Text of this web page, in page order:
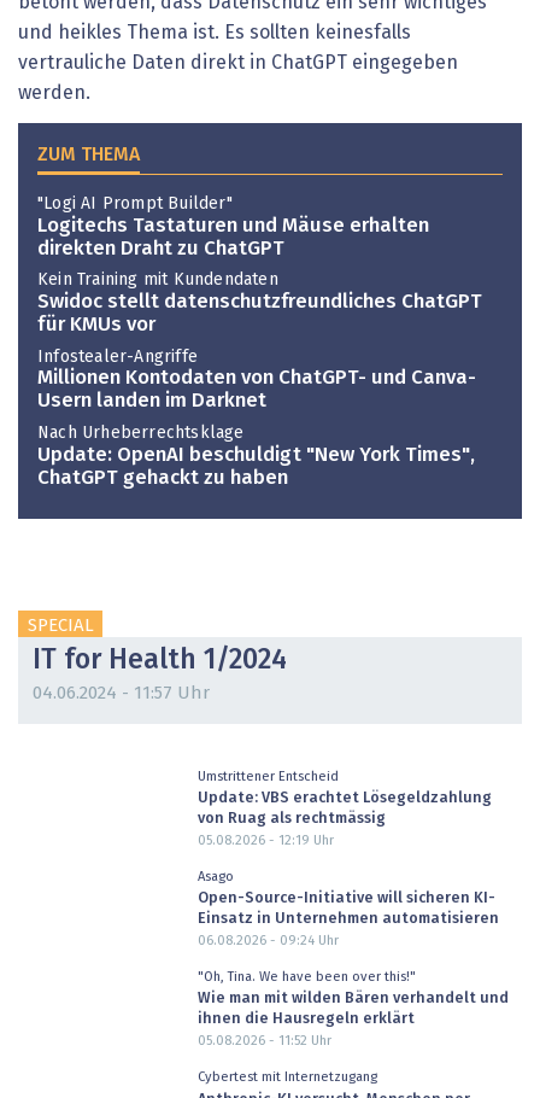
und heikles Thema ist. Es sollten keinesfalls
vertrauliche Daten direkt in ChatGPT eingegeben
werden.
ZUM THEMA
"Logi AI Prompt Builder"
Logitechs Tastaturen und Mäuse erhalten
direkten Draht zu ChatGPT
Kein Training mit Kundendaten
Swidoc stellt datenschutzfreundliches ChatGPT
für KMUs vor
Infostealer-Angriffe
Millionen Kontodaten von ChatGPT- und Canva-
Usern landen im Darknet
Nach Urheberrechtsklage
Update: OpenAI beschuldigt "New York Times",
ChatGPT gehackt zu haben
SPECIAL
IT for Health 1/2024
04.06.2024 - 11:57 Uhr
Umstrittener Entscheid
Update: VBS erachtet Lösegeldzahlung
von Ruag als rechtmässig
05.08.2026 - 12:19 Uhr
Asago
Open-Source-Initiative will sicheren KI-
Einsatz in Unternehmen automatisieren
06.08.2026 - 09:24Uhr
"Oh, Tina. We have been over this!"
Wie man mit wilden Bären verhandelt und
ihnen die Hausregeln erklärt
05.08.2026 - 11:52 Uhr
Cybertest mit Internetzugang